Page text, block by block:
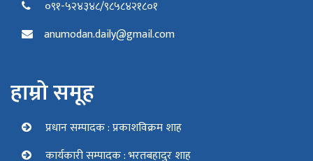
०९१-५२४३४८/९८५८४२१८०१
anumodan.daily@gmail.com
हाम्रो समूह
प्रधान सम्पादक : प्रकाशविक्रम शाह
कार्यकारी सम्पादक : भरतबहादुर शाह